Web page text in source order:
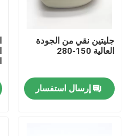
جليتين نقي من الجودة
العالية 150-280
إرسال استفسار